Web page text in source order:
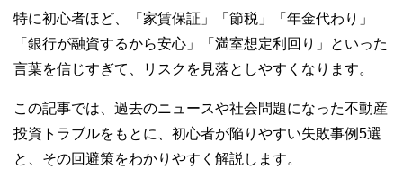
特に初心者ほど、「家賃保証」「節税」「年金代わり」
「銀行が融資するから安心」「満室想定利回り」といった
言葉を信じすぎて、リスクを見落としやすくなります。
この記事では、過去のニュースや社会問題になった不動産
投資トラブルをもとに、初心者が陥りやすい失敗事例5選
と、その回避策をわかりやすく解説します。